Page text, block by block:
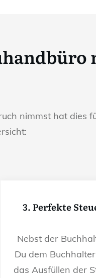
nimmst hat dies
3. Perfekte
Nebst der
Du dem
das Ausfüllen der